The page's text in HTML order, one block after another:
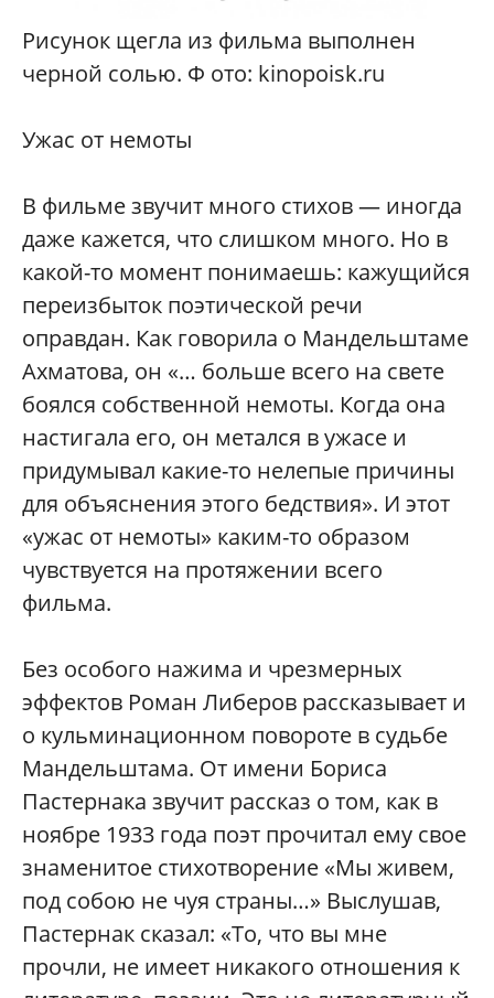
Рисунок щегла из фильма выполнен
черной солью. Ф ото: kinopoisk.ru
Ужас от немоты
В фильме звучит много стихов — иногда
даже кажется, что слишком много. Но в
какой-то момент понимаешь: кажущийся
переизбыток поэтической речи
оправдан. Как говорила о Мандельштаме
Ахматова, он «… больше всего на свете
боялся собственной немоты. Когда она
настигала его, он метался в ужасе и
придумывал какие-то нелепые причины
для объяснения этого бедствия». И этот
«ужас от немоты» каким-то образом
чувствуется на протяжении всего
фильма.
Без особого нажима и чрезмерных
эффектов Роман Либеров рассказывает и
о кульминационном повороте в судьбе
Мандельштама. От имени Бориса
Пастернака звучит рассказ о том, как в
ноябре 1933 года поэт прочитал ему свое
знаменитое стихотворение «Мы живем,
под собою не чуя страны…» Выслушав,
Пастернак сказал: «То, что вы мне
прочли, не имеет никакого отношения к